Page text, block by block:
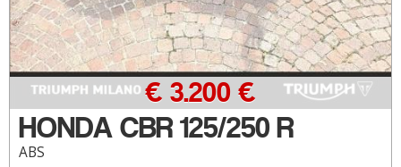
HONDA CBR 125/250 R
ABS
€ 3.200 €